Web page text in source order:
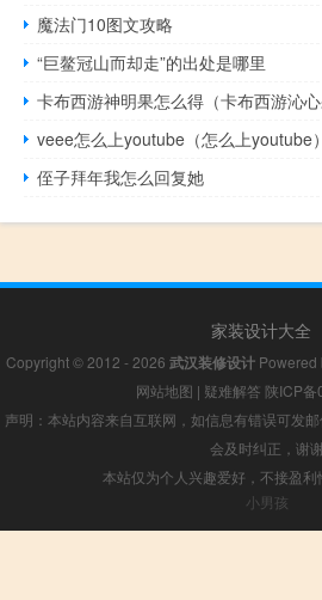
魔法门10图文攻略
“巨鳌冠山而却走”的出处是哪里
卡布西游神明果怎么得（卡布西游沁心
veee怎么上youtube（怎么上youtube）
侄子拜年我怎么回复她
家装设计大全
Copyright © 2012 - 2026 武汉装修设计Powered
网站地图 | 疑难解答 陕ICP
声明：本站内容来自互联网，如信息有错误可发
会及时纠正，谢谢
本站仅为个人兴趣爱好，不接盈
小男孩